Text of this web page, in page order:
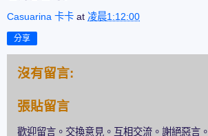
Casuarina 卡卡 at 凌晨1:12:00
分享
沒有留言:
張貼留言
歡迎留言。交換意見。互相交流。謝絕惡言。